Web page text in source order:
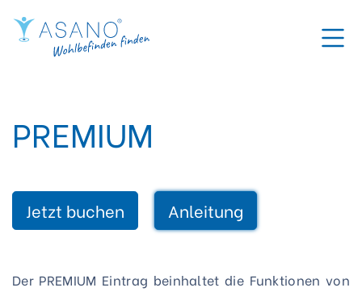
PREMIUM
Jetzt buchen Anleitung
Der PREMIUM Eintrag beinhaltet die Funktionen von